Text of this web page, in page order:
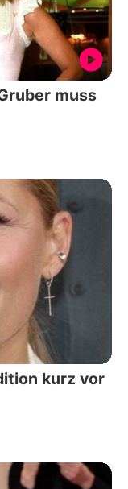
muss
kurz vor